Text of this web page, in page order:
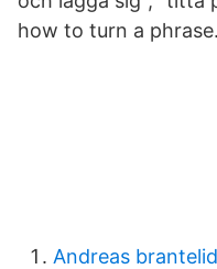
how to turn a phrase.
Andreas